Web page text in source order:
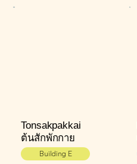
Tonsakpakkai
ต้นสักพักกาย
Building E